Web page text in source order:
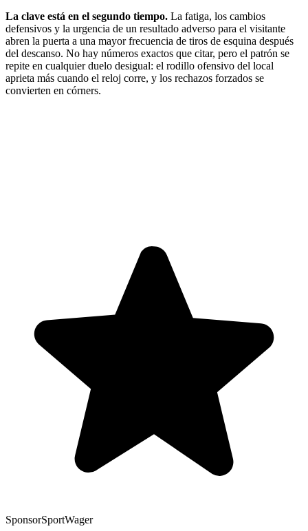
La clave está en el segundo tiempo. La fatiga, los cambios
defensivos y la urgencia de un resultado adverso para el visitante
abren la puerta a una mayor frecuencia de tiros de esquina después
del descanso. No hay números exactos que citar, pero el patrón se
repite en cualquier duelo desigual: el rodillo ofensivo del local
aprieta más cuando el reloj corre, y los rechazos forzados se
convierten en córners.
SponsorSportWager